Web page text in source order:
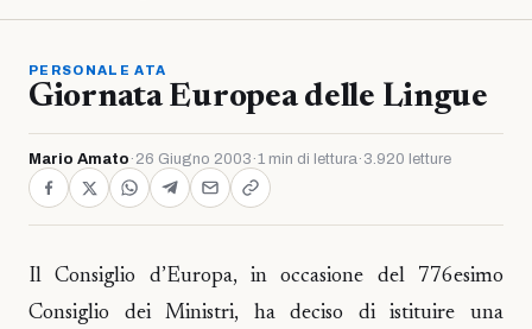
PERSONALE ATA
Giornata Europea delle Lingue
Mario Amato · 26 Giugno 2003 ·1 min di lettura· 3.920 letture
Il Consiglio d’Europa, in occasione del 776esimo
Consiglio dei Ministri, ha deciso di istituire una